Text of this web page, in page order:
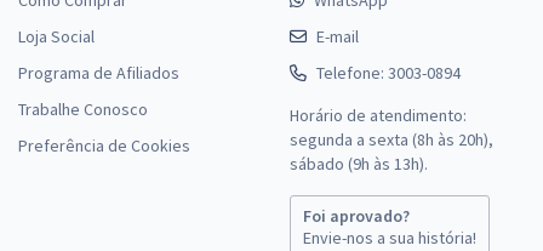
Loja Social
Programa de Afiliados
Trabalhe Conosco
Preferência de Cookies
E-mail
Telefone: 3003-0894
Horário de atendimento:
segunda a sexta (8h às 20h),
sábado (9h às 13h).
Foi aprovado?
Envie-nos a sua história!